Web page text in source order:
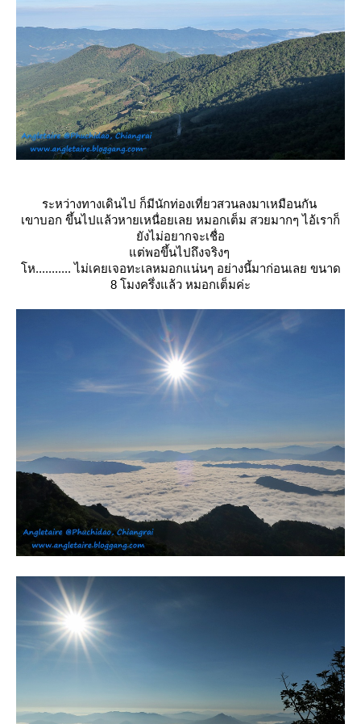
ระหว่างทางเดินไป ก็มีนักท่องเที่ยวสวนลงมาเหมือนกัน
เขาบอก ขึ้นไปแล้วหายเหนื่อยเลย หมอกเต็ม สวยมากๆ ไอ้เราก็
ังไม่อยากจะเชื่อ
ต่พอขึ้นไปถึงจริงๆ
ห........... ไม่เคยเจอทะเลหมอกแน่นๆ อย่างนี้มาก่อนเลย ขนาด
8 โมงครึ่งแล้ว หมอกเต็มค่ะ